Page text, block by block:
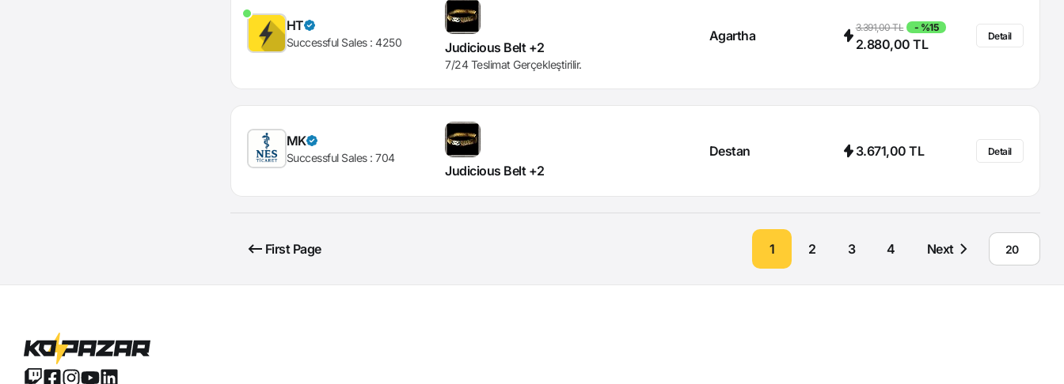
HT
Successful Sales :4250 Judicious Belt +2
7/24 Teslimat Gerçekleştirilir.
Agartha 3.391,00 TL - %15
2.880,00 TL
Detail
MK
Successful Sales :704
Judicious Belt +2
Destan 3.671,00 TL Detail
First Page 1 2 3 4 Next